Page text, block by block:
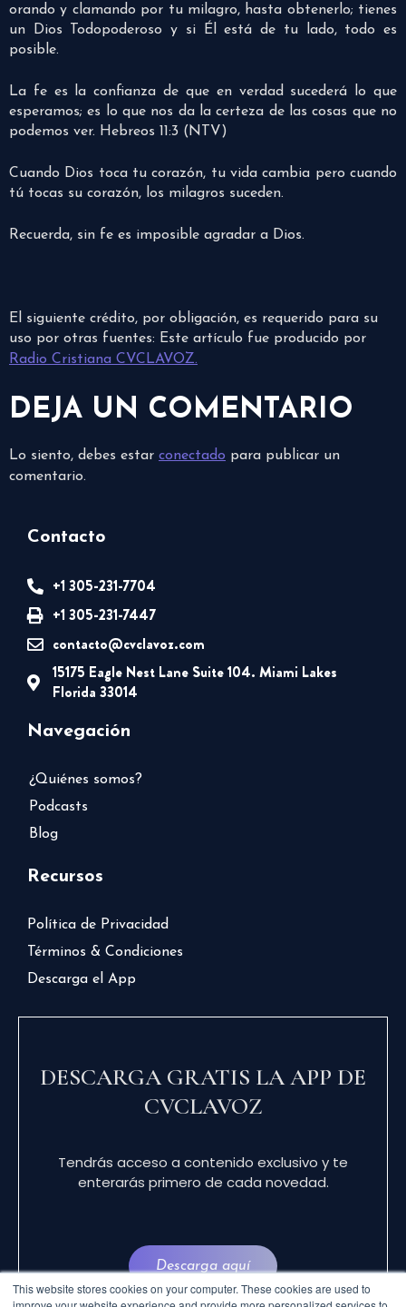
This website stores cookies on your computer. These cookies are used to
orando y clamando por tu milagro, hasta obtenerlo; tienes
un Dios Todopoderoso y si Él está de tu lado, todo es
posible.
La fe es la confianza de que en verdad sucederá lo que
esperamos; es lo que nos da la certeza de las cosas que no
podemos ver. Hebreos 11:3 (NTV)
Cuando Dios toca tu corazón, tu vida cambia pero cuando
tú tocas su corazón, los milagros suceden.
Recuerda, sin fe es imposible agradar a Dios.
El siguiente crédito, por obligación, es requerido para su
uso por otras fuentes: Este artículo fue producido por
Radio Cristiana CVCLAVOZ.
DEJA UN COMENTARIO
Lo siento, debes estar conectado para publicar un
comentario.
Contacto
+1 305-231-7704
+1 305-231-7447
contacto@cvclavoz.com
15175 Eagle Nest Lane Suite 104. Miami Lakes
Florida 33014
Navegación
¿Quiénes somos?
Podcasts
Blog
Recursos
Política de Privacidad
Términos & Condiciones
Descarga el App
DESCARGA GRATIS LA APP DE
CVCLAVOZ
Tendrás acceso a contenido exclusivo y te
enterarás primero de cada novedad.
Descarga aquí